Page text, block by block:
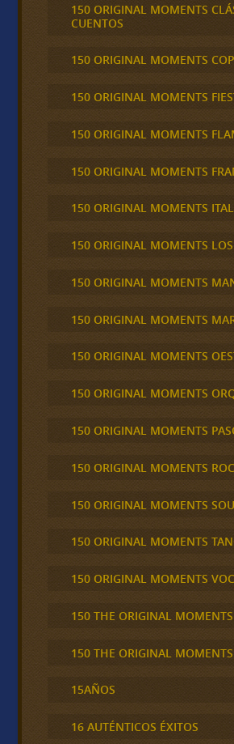
150 ORIGINAL MOMENTS
CUENTOS
150 ORIGINAL MOMENTS
150 ORIGINAL MOMENTS
150 ORIGINAL MOMENTS
150 ORIGINAL MOMENTS
150 ORIGINAL MOMENTS
150 ORIGINAL MOMENTS
150 ORIGINAL MOMENTS
150 ORIGINAL MOMENTS
150 ORIGINAL MOMENTS
150 ORIGINAL MOMENTS
150 ORIGINAL MOMENTS
150 ORIGINAL MOMENTS
150 ORIGINAL MOMENTS
150 ORIGINAL MOMENTS
150 ORIGINAL MOMENTS
150 THE ORIGINAL MOMENTS
150 THE ORIGINAL
15AÑOS
16 AUTÉNTICOS ÉXITOS